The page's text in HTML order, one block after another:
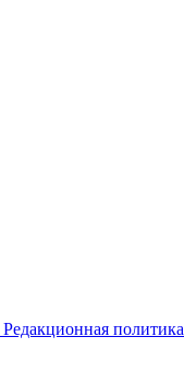
Редакционная политика